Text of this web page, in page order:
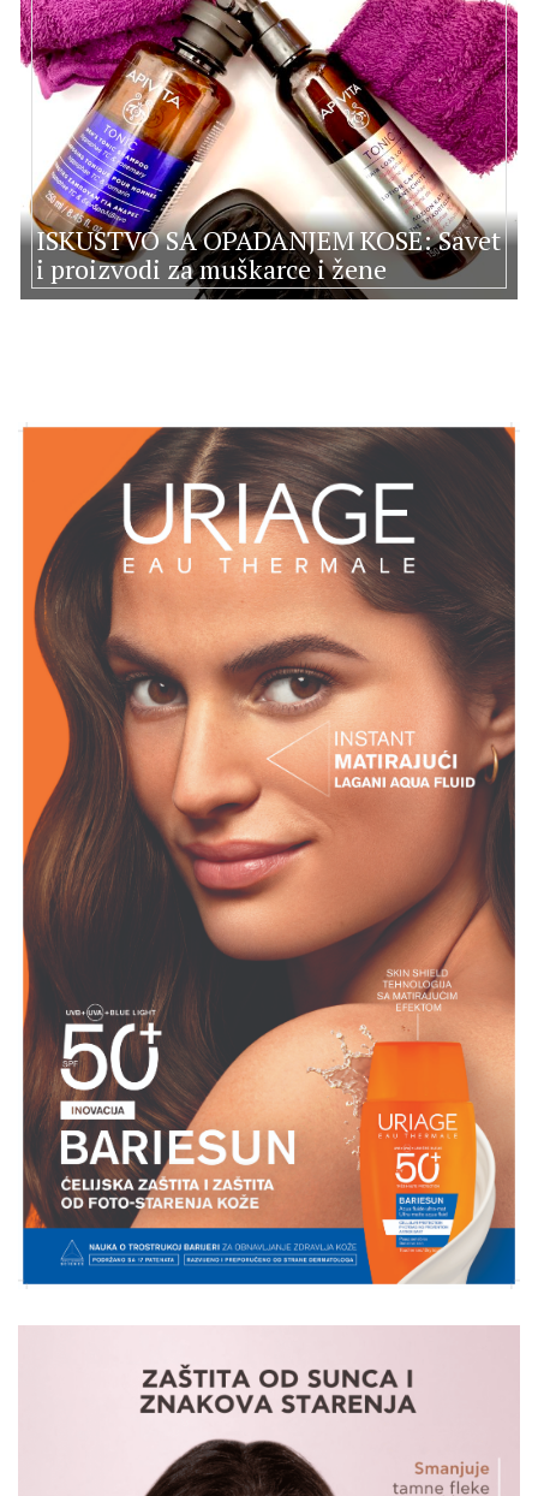
ISKUSTVO SA OPADANJEM KOSE: Savet
i proizvodi za muškarce i žene